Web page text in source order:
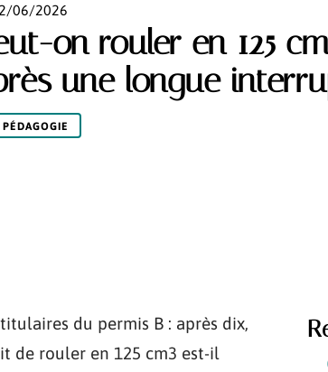
06/2026
on rouler en 125
une longue
PÉDAGOGIE
du permis B : après dix,
de rouler en 125 cm3 est-il